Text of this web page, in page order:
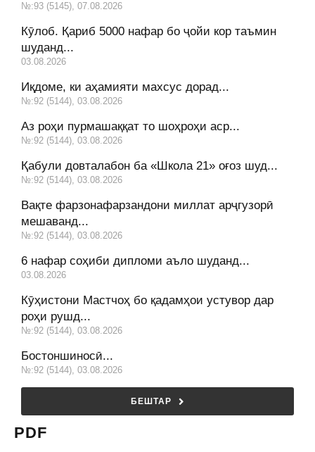
№:93 (5145), 07.08.2026
Кӯлоб. Қариб 5000 нафар бо ҷойи кор таъмин
шуданд...
03.08.2026
Иқдоме, ки аҳамияти махсус дорад...
№:92 (5144), 03.08.2026
Аз роҳи пурмашаққат то шоҳроҳи аср...
№:92 (5144), 03.08.2026
Қабули довталабон ба «Школа 21» оғоз шуд...
№:92 (5144), 03.08.2026
Вақте фарзонафарзандони миллат арҷгузорӣ
мешаванд...
№:92 (5144), 03.08.2026
6 нафар соҳиби дипломи аъло шуданд...
03.08.2026
Кӯҳистони Мастчоҳ бо қадамҳои устувор дар
роҳи рушд...
№:92 (5144), 03.08.2026
Бостоншиносӣ...
№:92 (5144), 03.08.2026
БЕШТАР
PDF